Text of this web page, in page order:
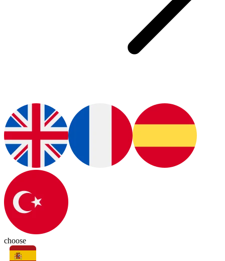
choose